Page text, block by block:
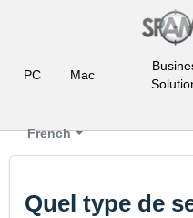
PC Mac
French
Quel type de